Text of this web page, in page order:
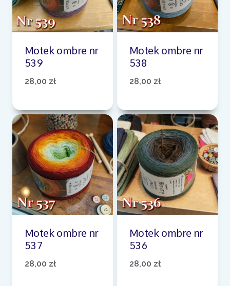
Motek ombre nr
539
28,00 zł
Motek ombre nr
538
28,00 zł
Motek ombre nr
537
28,00 zł
Motek ombre nr
536
28,00 zł